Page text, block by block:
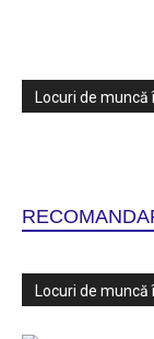
Locuri de muncă
Locuri de